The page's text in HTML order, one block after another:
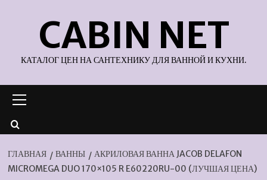
содержимомуCABIN NET
КАТАЛОГ ЦЕН НА САНТЕХНИКУ ДЛЯ ВАННОЙ И КУХНИ.
меню
ГЛАВНАЯ ВАННЫ
АКРИЛОВАЯ ВАННА JACOB DELAFON
MICROMEGA DUO 170×105 R E60220RU-00 (ЛУЧШАЯ ЦЕНА)